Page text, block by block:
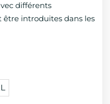
différents
introduites dans les